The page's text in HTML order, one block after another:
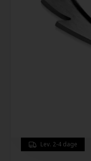
Lev. 2-4 dage